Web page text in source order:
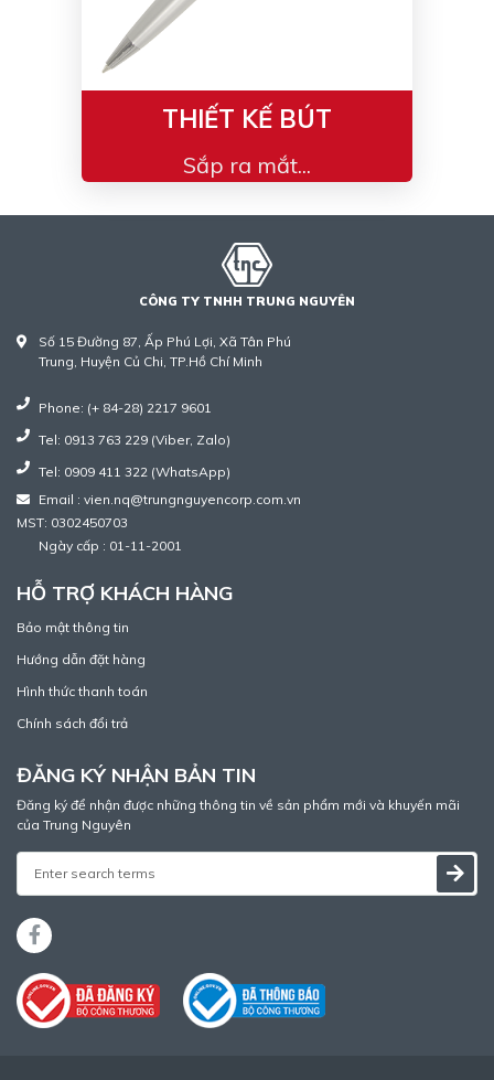
THIẾT KẾ BÚT
Sắp ra mắt...
CÔNG TY TNHH TRUNG NGUYÊN
Số 15 Đường 87, Ấp Phú Lợi, Xã Tân Phú
Trung, Huyện Củ Chi, TP.Hồ Chí Minh
Phone: (+ 84-28) 2217 9601
Tel: 0913 763 229 (Viber, Zalo)
Tel: 0909 411 322 (WhatsApp)
Email : vien.nq@trungnguyencorp.com.vn
MST: 0302450703
Ngày cấp : 01-11-2001
HỖ TRỢ KHÁCH HÀNG
Bảo mật thông tin
Hướng dẫn đặt hàng
Hình thức thanh toán
Chính sách đổi trả
ĐĂNG KÝ NHẬN BẢN TIN
Đăng ký để nhận được những thông tin về sản phẩm mới và khuyến mãi
của Trung Nguyên